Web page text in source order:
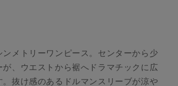
ンメトリーワンピース。センターから少
が、ウエストから裾へドラマチックに広
。抜け感のあるドルマンスリーブが涼や